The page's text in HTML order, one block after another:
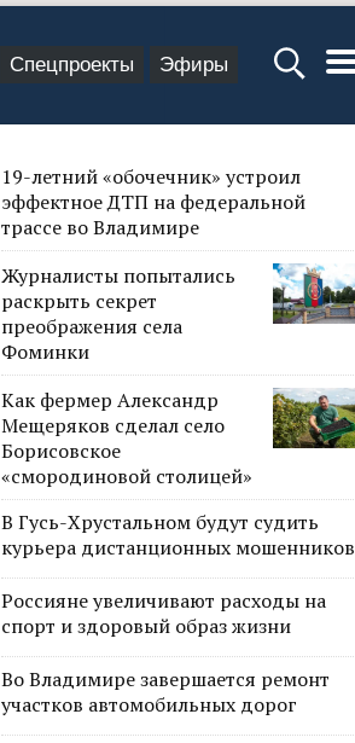
Спецпроекты Эфиры
19-летний «обочечник» устроил
эффектное ДТП на федеральной
трассе во Владимире
Журналисты попытались
раскрыть секрет
преображения села
Фоминки
Как фермер Александр
Мещеряков сделал село
Борисовское
«смородиновой столицей»
В Гусь-Хрустальном будут судить
курьера дистанционных мошенников
Россияне увеличивают расходы на
спорт и здоровый образ жизни
Во Владимире завершается ремонт
участков автомобильных дорог